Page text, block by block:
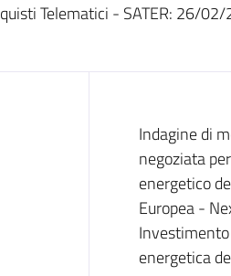
Telematici - SATER: 26/02/
Dati del
Indagine di
negoziata
energetico
Europea -
energetica